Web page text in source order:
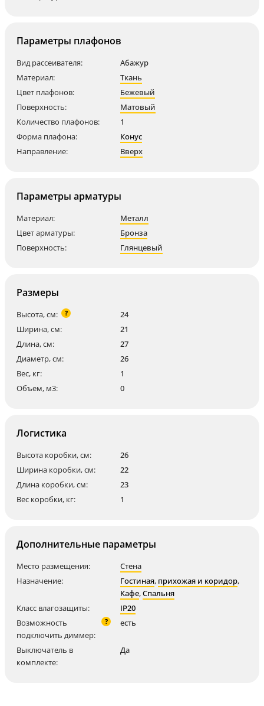
Параметры плафонов
Вид рассеивателя:
Абажур
Материал:
Ткань
Цвет плафонов:
Бежевый
Поверхность:
Матовый
Количество плафонов:
1
Форма плафона:
Конус
Направление:
Вверх
Параметры арматуры
Материал:
Металл
Цвет арматуры:
Бронза
Поверхность:
Глянцевый
Размеры
Высота, см: ?
24
Ширина, см:
21
Длина, см:
27
Диаметр, см:
26
Вес, кг:
1
Объем, м3:
0
Логистика
Высота коробки, см:
26
Ширина коробки, см:
22
Длина коробки, см:
23
Вес коробки, кг:
1
Дополнительные параметры
Место размещения:
Стена
Назначение:
Гостиная, прихожая и коридор,
Кафе,Спальня
Класс влагозащиты:
IP20
Возможность
подключить диммер:
? есть
Выключатель в
комплекте:
Да